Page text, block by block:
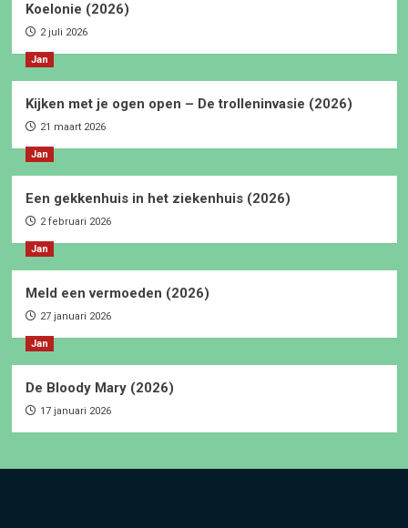
Koelonie (2026)
2 juli 2026
Jan
Kijken met je ogen open – De trolleninvasie (2026)
21 maart 2026
Jan
Een gekkenhuis in het ziekenhuis (2026)
2 februari 2026
Jan
Meld een vermoeden (2026)
27 januari 2026
Jan
De Bloody Mary (2026)
17 januari 2026